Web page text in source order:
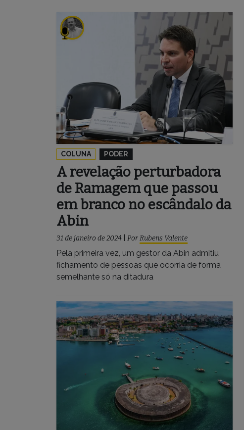
COLUNA PODER
A revelação perturbadora
de Ramagem que passou
em branco no escândalo da
Abin
31 de janeiro de 2024 PorRubens Valente
Pela primeira vez, um gestor da Abin admitiu
fichamento de pessoas que ocorria de forma
semelhante só na ditadura